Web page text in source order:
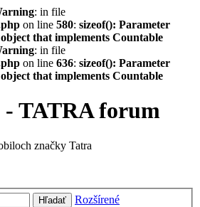
: in file
on line 580: sizeof(): Parameter
that implements Countable
: in file
on line 636: sizeof(): Parameter
that implements Countable
TATRA forum
značky Tatra
Hľadať
Rozšírené